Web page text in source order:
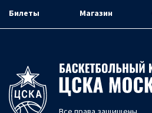
Билеты Магазин